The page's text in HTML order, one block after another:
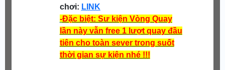
chơi: LINK
-Đặc biệt: Sư kiện Vòng Quay
lần này vẫn free 1 lượt quay đầu
tiên cho toàn sever trong suốt
thời gian sự kiện nhé !!!